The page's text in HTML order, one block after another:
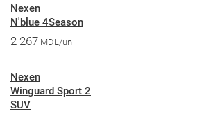
Nexen
N'blue 4Season
2 267 MDL/un
Nexen
Winguard Sport 2
SUV